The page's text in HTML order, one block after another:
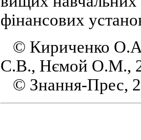
фінансових
© Кириченко
С.В., Нємой О.М.,
© Знання-Прес,